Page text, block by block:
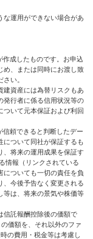
な運用ができない場合があ
成したものです。お申込
め、または同時にお渡し致
い。
建資産には為替リスクもあ
発行者に係る信用状況等の
ついて元本保証および利回
頼できると判断したデー
について同社が保証するも
、将来の運用成果を保証す
情報（リンクされている
についても一切の責任を負
、今後予告なく変更される
等は、将来の景気や株価等
信託報酬控除後の価額で
価額を、それ以外のファ
の費用・税金等は考慮し